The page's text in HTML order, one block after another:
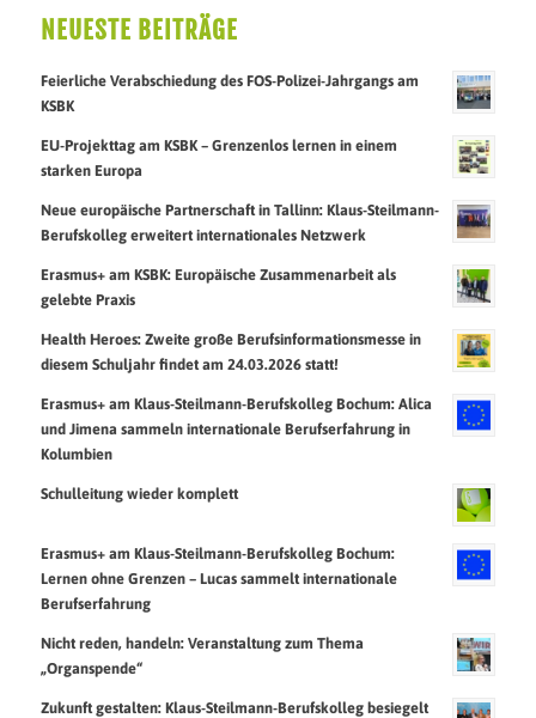
NEUESTE BEITRÄGE
Feierliche Verabschiedung des FOS-Polizei-Jahrgangs am
KSBK
EU-Projekttag am KSBK – Grenzenlos lernen in einem
starken Europa
Neue europäische Partnerschaft in Tallinn: Klaus-Steilmann-
Berufskolleg erweitert internationales Netzwerk
Erasmus+ am KSBK: Europäische Zusammenarbeit als
gelebte Praxis
Health Heroes: Zweite große Berufsinformationsmesse in
diesem Schuljahr findet am 24.03.2026 statt!
Erasmus+ am Klaus-Steilmann-Berufskolleg Bochum: Alica
und Jimena sammeln internationale Berufserfahrung in
Kolumbien
Schulleitung wieder komplett
Erasmus+ am Klaus-Steilmann-Berufskolleg Bochum:
Lernen ohne Grenzen – Lucas sammelt internationale
Berufserfahrung
Nicht reden, handeln: Veranstaltung zum Thema
„Organspende“
Zukunft gestalten: Klaus-Steilmann-Berufskolleg besiegelt